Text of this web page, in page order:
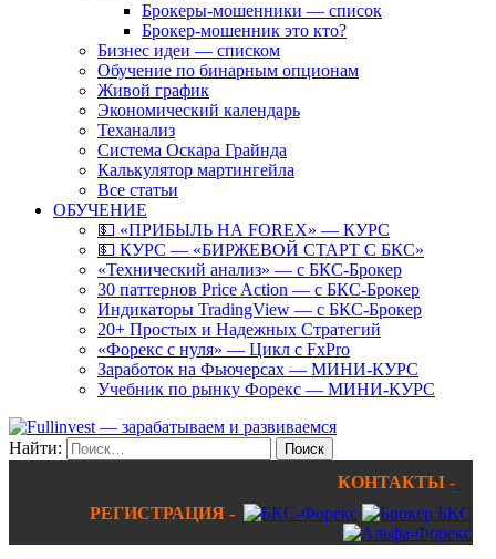
Брокеры-мошенники — список
Брокер-мошенник это кто?
Бизнес идеи — списком
Обучение по бинарным опционам
Живой график
Экономический календарь
Теханализ
Система Оскара Грайнда
Калькулятор мартингейла
Все статьи
ОБУЧЕНИЕ
💵 «ПРИБЫЛЬ НА FOREX» — КУРС
💵 КУРС — «БИРЖЕВОЙ СТАРТ С БКС»
«Технический анализ» — с БКС-Брокер
30 паттернов Price Action — с БКС-Брокер
Индикаторы TradingView — с БКС-Брокер
20+ Простых и Надежных Стратегий
«Форекс с нуля» — Цикл с FxPro
Заработок на Фьючерсах — МИНИ-КУРС
Учебник по рынку Форекс — МИНИ-КУРС
Найти:
КОНТАКТЫ -
РЕГИСТРАЦИЯ -